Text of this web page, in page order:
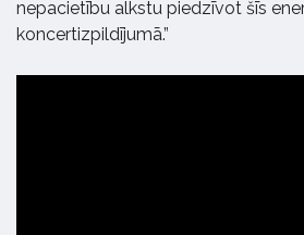
nepacietību alkstu piedzīvot šīs
koncertizpildījumā.”